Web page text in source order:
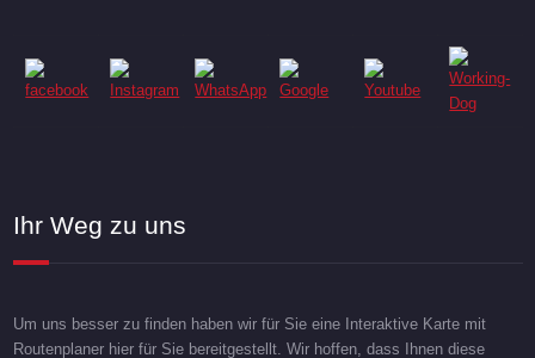
Ihr Weg zu uns
Um uns besser zu finden haben wir für Sie eine Interaktive Karte mit
Routenplaner hier für Sie bereitgestellt. Wir hoffen, dass Ihnen diese